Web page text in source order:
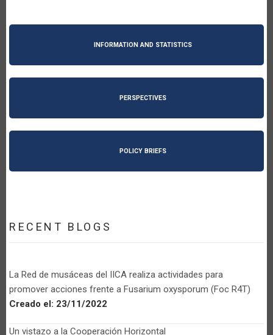
INFORMATION AND STATISTICS
PERSPECTIVES
POLICY BRIEFS
RECENT BLOGS
La Red de musáceas del IICA realiza actividades para
promover acciones frente a Fusarium oxysporum (Foc R4T)
Creado el: 23/11/2022
Un vistazo a la Cooperación Horizontal